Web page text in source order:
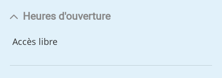
Heures d'ouverture
Accès libre